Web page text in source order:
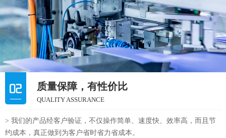
> 我们的产品经客户验证，不仅操作简单、速度快、效率高，而且节
约成本，真正做到为客户省时省力省成本。
> 产品远销日本、东南亚、中东和欧洲等地区，深受用户好评！